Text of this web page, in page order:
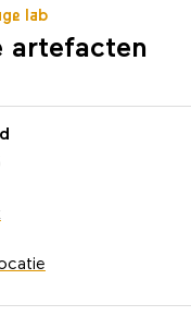
lab
artefacten